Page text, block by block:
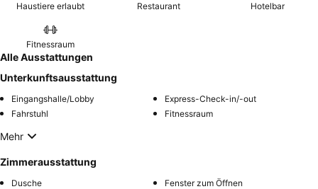
Haustiere erlaubt Restaurant Hotelbar
Fitnessraum
Alle Ausstattungen
Unterkunftsausstattung
Eingangshalle/Lobby
Express-Check-in/-out
Fahrstuhl
Fitnessraum
Mehr
Zimmerausstattung
Dusche
Fenster zum Öffnen